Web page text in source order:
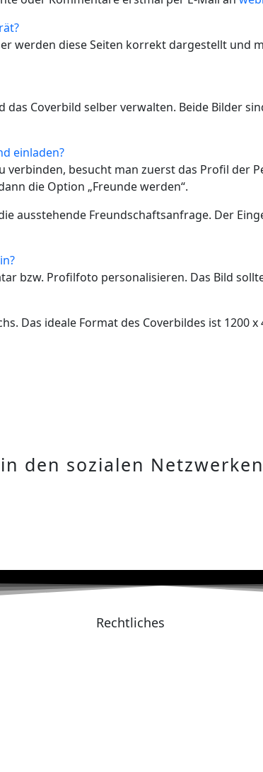
werden diese Seiten korrekt dargestellt und
Coverbild selber verwalten. Beide Bilder
einladen?
besucht man zuerst das Profil der
die Option „Freunde werden“.
ausstehende Freundschaftsanfrage. Der
bzw. Profilfoto personalisieren. Das Bild
Das ideale Format des Coverbildes ist 1200 x
den sozialen Netzwerken
Rechtliches